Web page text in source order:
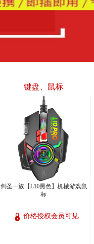
键盘、鼠标
剑圣一族【L10黑色】机械游戏鼠
标
价格授权会员可见